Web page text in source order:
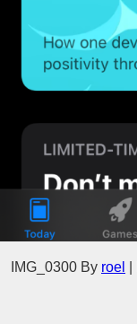
IMG_0300 By roel